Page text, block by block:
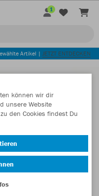
1
Artikel | JETZT ENTDECKEN
können wir dir
unsere Website
den Cookies findest Du